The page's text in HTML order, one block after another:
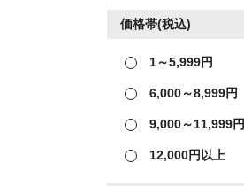
価格帯(税込)
1～5,999円
6,000～8,999円
9,000～11,999円
12,000円以上